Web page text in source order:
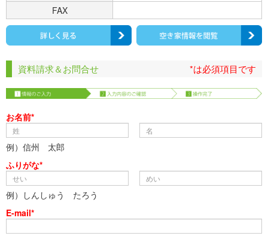
FAX
資料請求＆お問合せ *は必須項目です
お名前*
例）信州 太郎
ふりがな*
例）しんしゅう たろう
E-mail*